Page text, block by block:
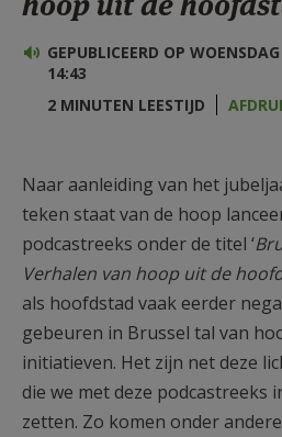
AANMELDEN OF
GEPUBLICEERD OP
14:43
2 MINUTEN LEESTIJD
Naar aanleiding van het
teken staat van de hoop
podcastreeks onder de titel ‘
Verhalen van hoop uit de
als hoofdstad vaak eerder
gebeuren in Brussel tal van
initiatieven. Het zijn net deze
die we met deze podcastreeks
zetten. Zo komen onder